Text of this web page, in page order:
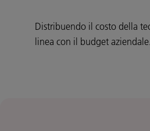
Distribuendo il costo della
linea con il budget aziendale.